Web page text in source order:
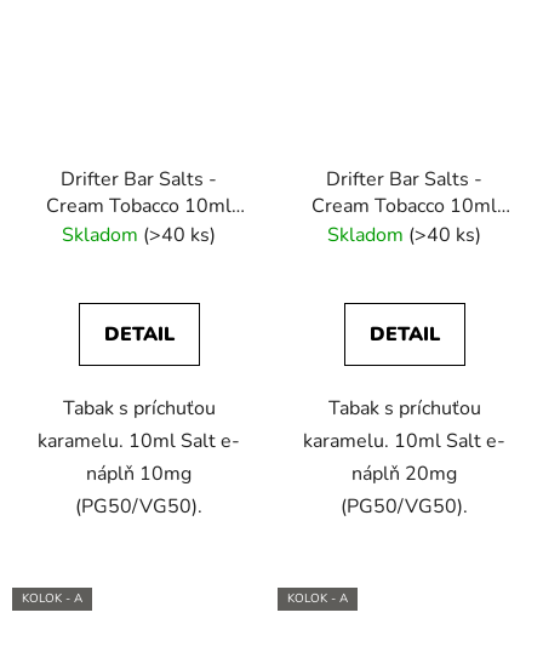
Drifter Bar Salts -
Cream Tobacco 10ml
(10mg) e-liquid
Skladom (>40 ks)
DETAIL
Tabak s príchuťou
karamelu. 10ml Salt e-
náplň 10mg
(PG50/VG50).
Drifter Bar Salts -
Cream Tobacco 10ml
(20mg) e-liquid
Skladom (>40 ks)
DETAIL
Tabak s príchuťou
karamelu. 10ml Salt e-
náplň 20mg
(PG50/VG50).
KOLOK - A KOLOK - A